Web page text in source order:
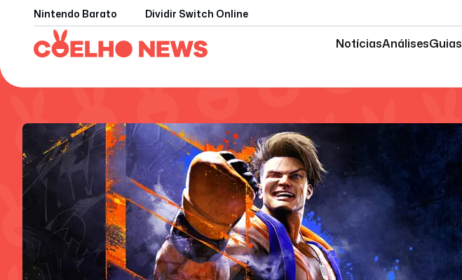
Nintendo Barato Dividir Switch Online
NotíciasAnálisesGuias